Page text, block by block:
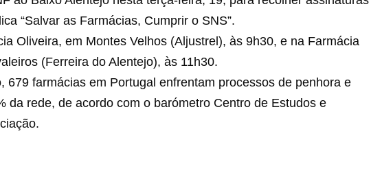
“Salvar as Farmácias, Cumprir o SNS”.
Oliveira, em Montes Velhos (Aljustrel), às 9h30, e na Farmácia
(Ferreira do Alentejo), às 11h30.
679 farmácias em Portugal enfrentam processos de penhora e
da rede, de acordo com o barómetro Centro de Estudos e